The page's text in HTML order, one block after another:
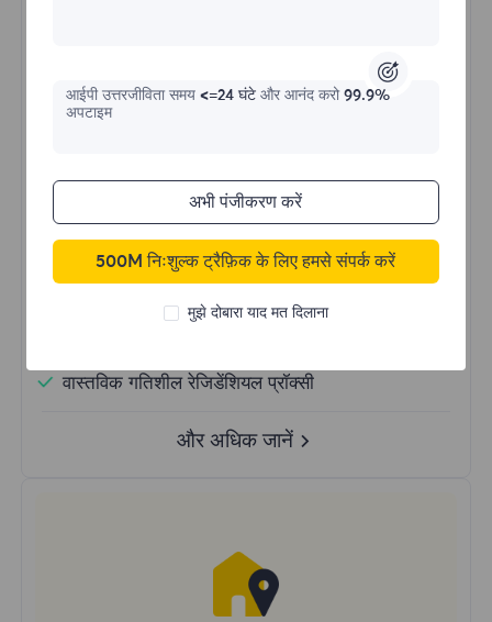
$?
अभी खरीदें
अनलिमिटेड उपयोग डेटा
अनलिमिटेड IP उपयोग
वास्तविक गतिशील रेजिडेंशियल प्रॉक्सी
और अधिक जानें
आईपी ​​उत्तरजीविता समय <=24 घंटे और आनंद करो 99.9%
अपटाइम
अभी पंजीकरण करें
500M निःशुल्क ट्रैफ़िक के लिए हमसे संपर्क करें
मुझे दोबारा याद मत दिलाना